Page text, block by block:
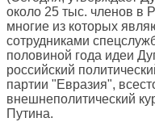
около 25 тыс. членов в
многие из которых
сотрудниками
половиной года идеи
российский
партии "Евразия",
внешнеполитический
Путина.